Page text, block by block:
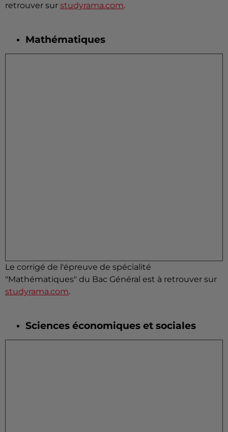
retrouver sur studyrama.com.
Mathématiques
Le corrigé de l'épreuve de spécialité
"Mathématiques" du Bac Général est à retrouver sur
studyrama.com.
Sciences économiques et sociales